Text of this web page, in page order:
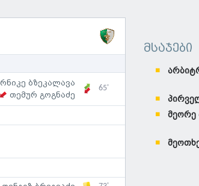
ბზეკალავა
თემურ გოგნაძე
65'
მსაჯები
მეორე